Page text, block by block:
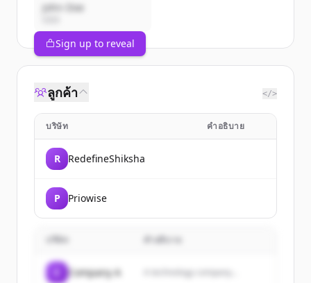
John Doe
Sign up to reveal
ลูกค้า </>
บริษัท คำอธิบาย
R RedefineShiksha
P Priowise
คำอธิบาย
Company A A technology company...